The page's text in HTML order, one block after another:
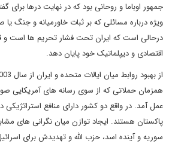
جمهور اوباما و روحانی بود که در نهایت درها برای
ویژه درباره مسائلی که بر ثبات خاورمیانه و جنگ
درحالی است که ایران تحت فشار تحریم ها است و
اقتصادی و دیپلماتیک خود پایان دهد.
همزمان حملاتی که از سوی رسانه های آمریکایی
عمل آمد. در واقع دو کشور دارای منافع استراتژیکی
پاکستان هستند. ایجاد توازن میان نگرانی های
سوریه و آینده اسد، حزب الله و تهدیدش برای